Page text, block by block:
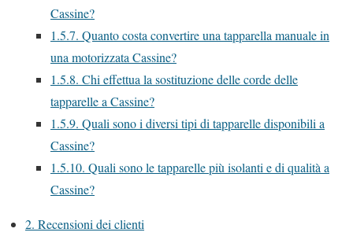
Cassine?
1.5.7. Quanto costa convertire una tapparella manuale in
una motorizzata Cassine?
1.5.8. Chi effettua la sostituzione delle corde delle
tapparelle a Cassine?
1.5.9. Quali sono i diversi tipi di tapparelle disponibili a
Cassine?
1.5.10. Quali sono le tapparelle più isolanti e di qualità a
Cassine?
2. Recensioni dei clienti